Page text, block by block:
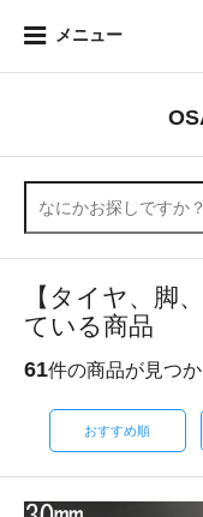
メニュー
【タイヤ、脚
ている商品
61件の商品が見つ
おすすめ順